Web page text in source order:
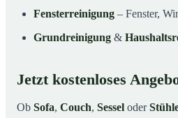
Fensterreinigung – Fenster,
Grundreinigung &
Jetzt kostenloses
Ob Sofa, Couch, Sessel oder